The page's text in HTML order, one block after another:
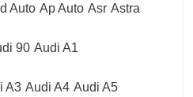
Auto Ap Auto Asr Astra
90 Audi A1
A3 Audi A4 Audi A5